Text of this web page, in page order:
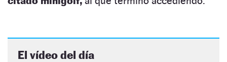
El vídeo del día